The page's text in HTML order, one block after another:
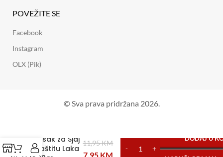
POVEŽITE SE
Facebook
Instagram
OLX (Pik)
© Sva prava pridržana 2026.
Vosak za Sjaj
i Zaštitu Laka
11,95KM
7,95 KM
DODAJ U